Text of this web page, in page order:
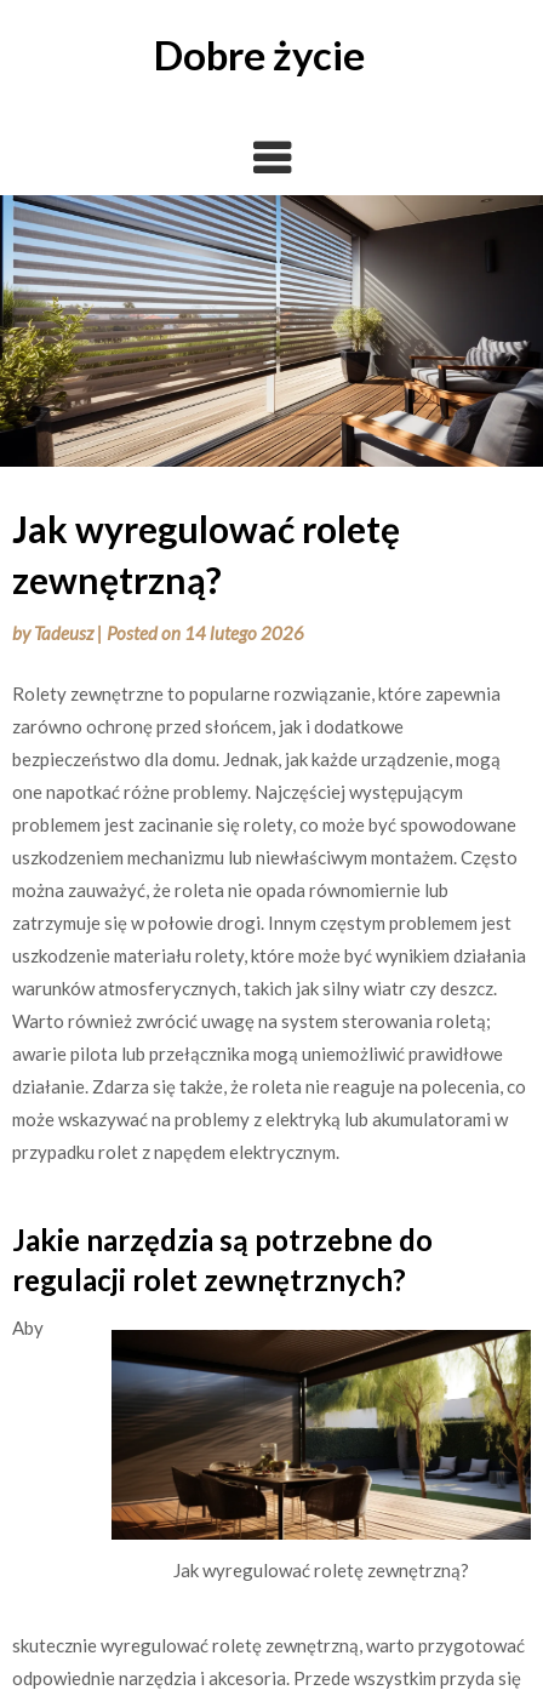
Dobre życie
Jak wyregulować roletę
zewnętrzną?
byTadeusz | Posted on 14 lutego 2026
Rolety zewnętrzne to popularne rozwiązanie, które zapewnia
zarówno ochronę przed słońcem, jak i dodatkowe
bezpieczeństwo dla domu. Jednak, jak każde urządzenie, mogą
one napotkać różne problemy. Najczęściej występującym
problemem jest zacinanie się rolety, co może być spowodowane
uszkodzeniem mechanizmu lub niewłaściwym montażem. Często
można zauważyć, że roleta nie opada równomiernie lub
zatrzymuje się w połowie drogi. Innym częstym problemem jest
uszkodzenie materiału rolety, które może być wynikiem działania
warunków atmosferycznych, takich jak silny wiatr czy deszcz.
Warto również zwrócić uwagę na system sterowania roletą;
awarie pilota lub przełącznika mogą uniemożliwić prawidłowe
działanie. Zdarza się także, że roleta nie reaguje na polecenia, co
może wskazywać na problemy z elektryką lub akumulatorami w
przypadku rolet z napędem elektrycznym.
Jakie narzędzia są potrzebne do
regulacji rolet zewnętrznych?
Jak wyregulować roletę zewnętrzną?
Aby
skutecznie wyregulować roletę zewnętrzną, warto przygotować
odpowiednie narzędzia i akcesoria. Przede wszystkim przyda się